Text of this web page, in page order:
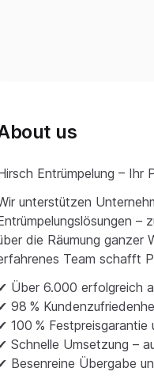
us
Entrümpelung – Ihr
unterstützen
–
die Räumung ganzer
Team schafft
Über 6.000 erfolgreich
98 %
100 %
Schnelle Umsetzung –
Besenreine Übergabe